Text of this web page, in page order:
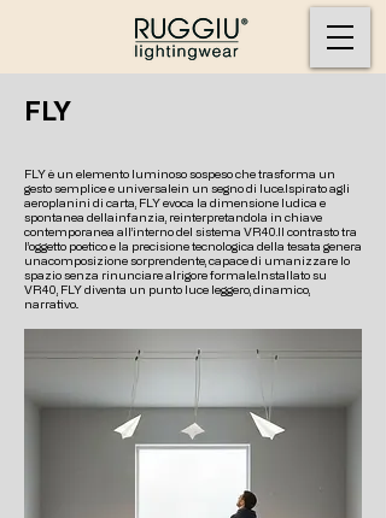
FLY
FLY è un elemento luminoso sospeso che trasforma un
gesto semplice e universalein un segno di luce.Ispirato agli
aeroplanini di carta, FLY evoca la dimensione ludica e
spontanea dellainfanzia, reinterpretandola in chiave
contemporanea all’interno del sistema VR40.Il contrasto tra
l’oggetto poetico e la precisione tecnologica della tesata genera
unacomposizione sorprendente, capace di umanizzare lo
spazio senza rinunciare alrigore formale.Installato su
VR40, FLY diventa un punto luce leggero, dinamico,
narrativo..